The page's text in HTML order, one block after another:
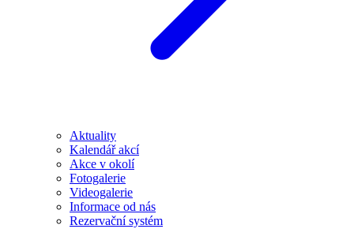
Aktuality
Kalendář akcí
Akce v okolí
Fotogalerie
Videogalerie
Informace od nás
Rezervační systém